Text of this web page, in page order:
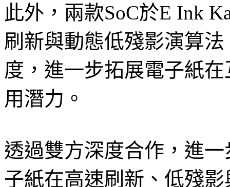
此外，兩款SoC於E Ink
刷新與動態低殘影演算
度，進一步拓展電子紙
用潛力。
透過雙方深度合作，進
子紙在高速刷新、低殘